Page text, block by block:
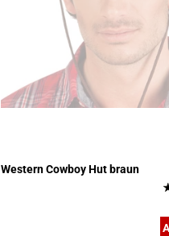
Western Cowboy Hut braun